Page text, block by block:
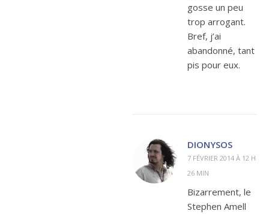
gosse un peu
trop arrogant.
Bref, j’ai
abandonné, tant
pis pour eux.
DIONYSOS
7 FÉVRIER 2014 À 12 H
26 MIN
Bizarrement, le
Stephen Amell